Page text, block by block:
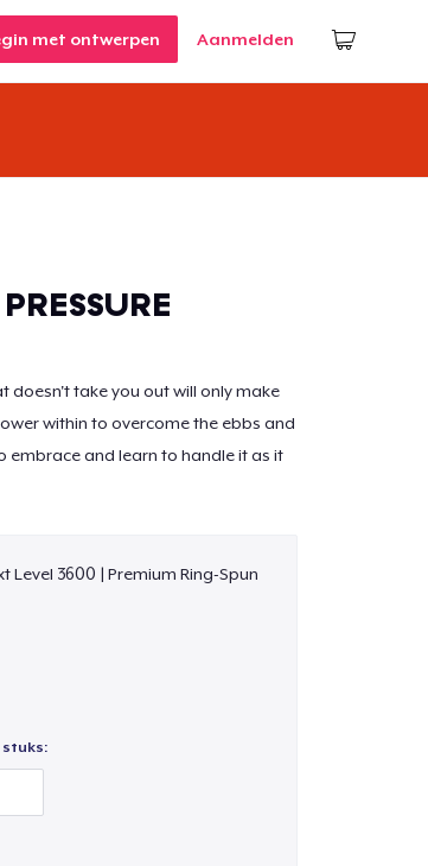
met ontwerpen Aanmelden
doesn't take you out will only make
within to overcome the ebbs and
embrace and learn to handle it as it
Level 3600 | Premium Ring-Spun